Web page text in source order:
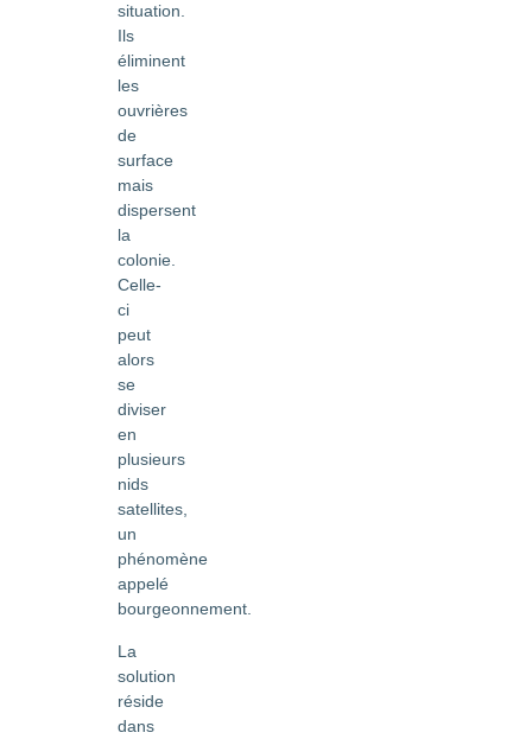
situation.
Ils
éliminent
les
ouvrières
de
surface
mais
dispersent
la
colonie.
Celle-
ci
peut
alors
se
diviser
en
plusieurs
nids
satellites,
un
phénomène
appelé
bourgeonnement.
La
solution
réside
dans